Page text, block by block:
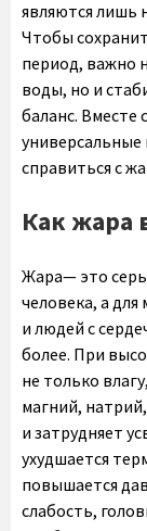
являются лишь
Чтобы
период, важно
воды, но и
баланс. Вместе
справиться с
Как жара
Жара— это
человека, а
и людей с
более. При
не только
магний,
и затрудняет
ухудшается
повышается
слабость,